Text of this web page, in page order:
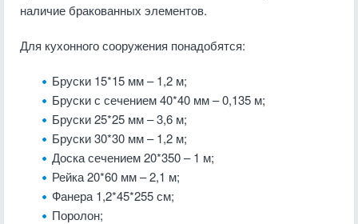
наличие бракованных элементов.
Для кухонного сооружения понадобятся:
Бруски 15*15 мм – 1,2 м;
Бруски с сечением 40*40 мм – 0,135 м;
Бруски 25*25 мм – 3,6 м;
Бруски 30*30 мм – 1,2 м;
Доска сечением 20*350 – 1 м;
Рейка 20*60 мм – 2,1 м;
Фанера 1,2*45*255 см;
Поролон;